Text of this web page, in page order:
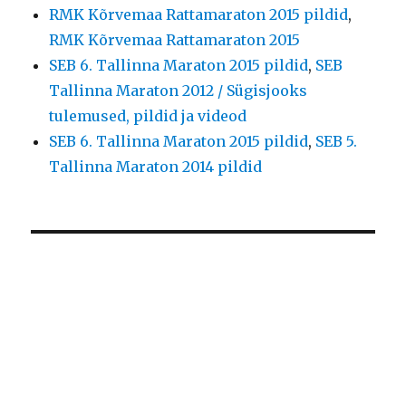
RMK Kõrvemaa Rattamaraton 2015 pildid,
RMK Kõrvemaa Rattamaraton 2015
SEB 6. Tallinna Maraton 2015 pildid, SEB
Tallinna Maraton 2012 / Sügisjooks
tulemused, pildid ja videod
SEB 6. Tallinna Maraton 2015 pildid, SEB 5.
Tallinna Maraton 2014 pildid